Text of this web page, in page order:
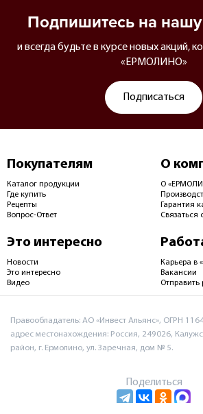
Подпишитесь на
и всегда будьте в курсе новых акций,
«ЕРМОЛИНО»
Подписаться
Покупателям
Каталог продукции
Где купить
Рецепты
Вопрос-Ответ
О
О
Гарантия
Связаться
Это интересно
Новости
Это интересно
Видео
Карьера в
Вакансии
Отправить
Правообладатель: АО «Инвест Альянс», ОГРН
адрес местонахождения: Россия, 249026,
район, г. Ермолино, ул. Заречная, дом № 5.
Поделиться